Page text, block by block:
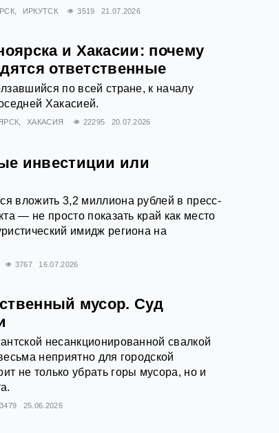
ИРКУТСК 3519 21.07.2026
и Хакасии: почему
ответственные
по всей стране, к началу
Хакасией.
ХАКАСИЯ 22295 20.07.2026
инвестиции или
вложить 3,2 миллиона рублей в пресс-
— не просто показать край как место
имидж региона на
3767 16.07.2026
мусор. Суд
несанкционированной свалкой
неприятно для городской
не только убрать горы мусора, но и
25.06.2026